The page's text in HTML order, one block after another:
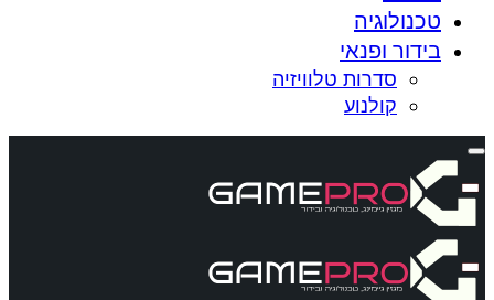
טכנולוגיה
בידור ופנאי
סדרות טלוויזיה
קולנוע